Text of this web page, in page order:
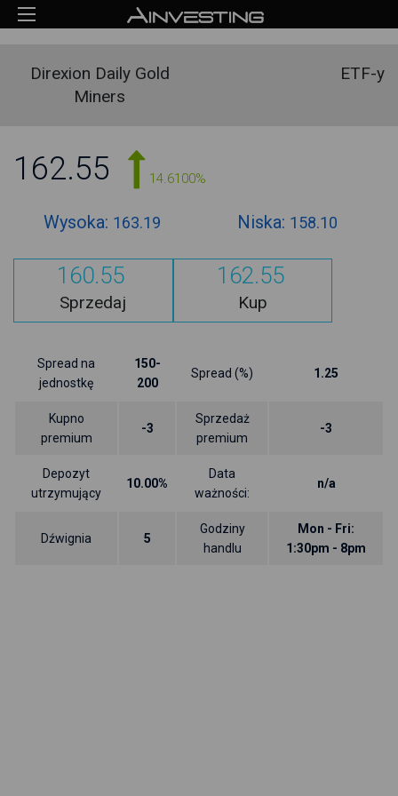
Direxion Daily Gold
Miners
ETF-y
162.55 14.6100%
Wysoka: 163.19 Niska: 158.10
160.55
Sprzedaj
162.55
Kup
Spread na
jednostkę
150-
200
Spread (%) 1.25
Kupno
premium
-3
Sprzedaż
premium
-3
Depozyt
utrzymujący
10.00%
Data
ważności:
n/a
Dźwignia 5
Godziny
handlu
Mon - Fri:
1:30pm - 8pm